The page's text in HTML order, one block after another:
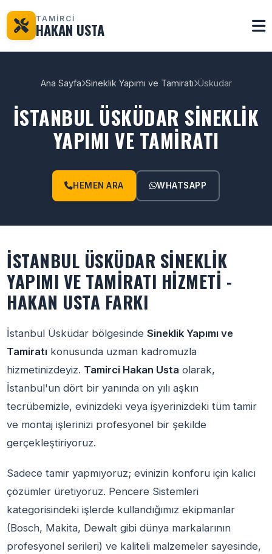
TAMİRCİ
HAKAN USTA
Ana Sayfa Sineklik Yapımı ve Tamiratı Üsküdar
İSTANBUL ÜSKÜDAR SINEKLIK
YAPIMI VE TAMIRATI
HEMEN ARA WHATSAPP
İSTANBUL ÜSKÜDAR SINEKLIK
YAPIMI VE TAMIRATI HIZMETI -
HAKAN USTA FARKI
İstanbul Üsküdar bölgesindeSineklik Yapımı ve
Tamiratı konusunda uzman kadromuzla
hizmetinizdeyiz. Tamirci Hakan Usta olarak,
İstanbul'un dört bir yanında on yılı aşkın
tecrübemizle, evinizdeki veya işyerinizdeki tüm tamir
ve montaj işlerinizi profesyonel bir şekilde
gerçekleştiriyoruz.
Sadece tamir yapmıyoruz; evinizin konforu için kalıcı
çözümler üretiyoruz. Pencere Sistemleri
kategorisindeki işlerde kullandığımız ekipmanlar
(Bosch, Makita, Dewalt gibi dünya markalarının
profesyonel serileri) ve kaliteli malzemeler sayesinde,